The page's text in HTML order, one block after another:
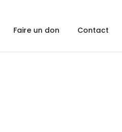
Faire un don Contact